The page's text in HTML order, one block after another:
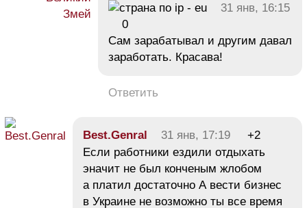
31 янв, 16:15
0
Сам зарабатывал и другим давал
заработать. Красава!
Ответить
Best.Genral 31 янв, 17:19
+2
Если работники ездили отдыхать
эначит не был конченым жлобом
а платил достаточно А вести бизнес
в Украине не возможно ты все время